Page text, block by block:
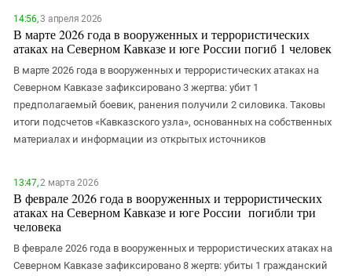
14:56,3 апреля 2026
В марте 2026 года в вооруженных и террористических
атаках на Северном Кавказе и юге России погиб 1 человек
В марте 2026 года в вооруженных и террористических атаках на
Северном Кавказе зафиксировано 3 жертва: убит 1
предполагаемый боевик, ранения получили 2 силовика. Таковы
итоги подсчетов «Кавказского узла», основанных на собственных
материалах и информации из открытых источников
13:47,2 марта 2026
В феврале 2026 года в вооруженных и террористических
атаках на Северном Кавказе и юге России погибли три
человека
В феврале 2026 года в вооруженных и террористических атаках на
Северном Кавказе зафиксировано 8 жертв: убиты 1 гражданский